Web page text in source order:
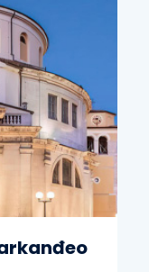
arkanđeo